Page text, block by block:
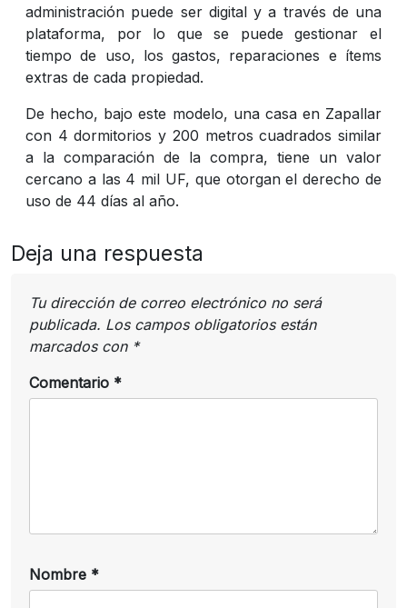
administración puede ser digital y a través de una
plataforma, por lo que se puede gestionar el
tiempo de uso, los gastos, reparaciones e ítems
extras de cada propiedad.
De hecho, bajo este modelo, una casa en Zapallar
con 4 dormitorios y 200 metros cuadrados similar
a la comparación de la compra, tiene un valor
cercano a las 4 mil UF, que otorgan el derecho de
uso de 44 días al año.
Deja una respuesta
Tu dirección de correo electrónico no será
publicada. Los campos obligatorios están
marcados con *
Comentario *
Nombre *